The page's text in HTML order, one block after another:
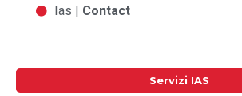
Ias | Contact
Servizi IAS